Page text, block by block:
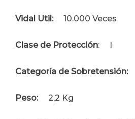
Vidal Util:10.000 Veces
Clase de Protección: I
Categoría de Sobretensión:
Peso: 2,2 Kg